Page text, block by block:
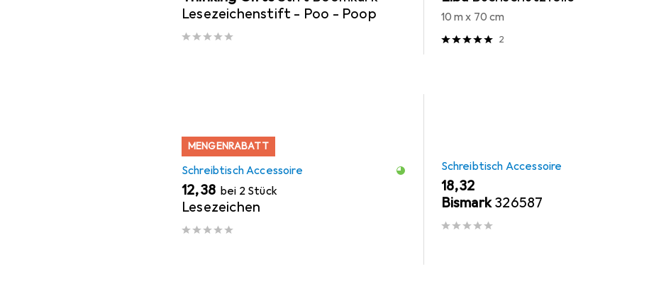
Lesezeichenstift - Poo - Poop
10 m x 70 cm
2
MENGENRABATT
Schreibtisch Accessoire
EUR
12,38 bei 2 Stück
Lesezeichen
Schreibtisch Accessoire
EUR
18,32
Bismark326587